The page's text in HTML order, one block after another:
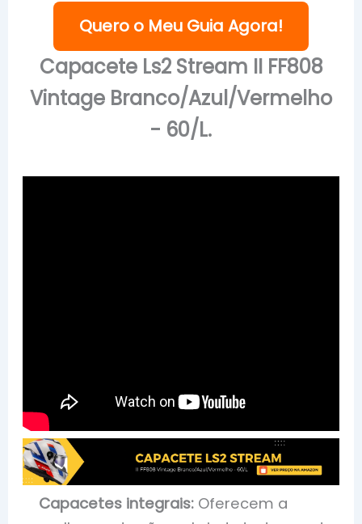
Quero o Meu Guia Agora!
Capacete Ls2 Stream II FF808
Vintage Branco/Azul/Vermelho
- 60/L.
Capacetes integrais: Oferecem a